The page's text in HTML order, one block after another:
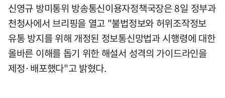
신영규 방미통위 방송통신이용자정책국장은 8일 정부과
천청사에서 브리핑을 열고 "불법정보와 허위조작정보
유통 방지를 위해 개정된 정보통신망법과 시행령에 대한
올바른 이해를 돕기 위한 해설서 성격의 가이드라인을
제정·배포했다"고 밝혔다.